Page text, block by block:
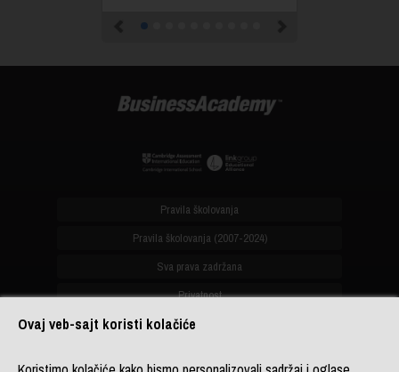
Pravila školovanja
Pravila školovanja (2007-2024)
Sva prava zadržana
Privatnost
+381 (0)11 4182 114
Ovaj veb-sajt koristi kolačiće